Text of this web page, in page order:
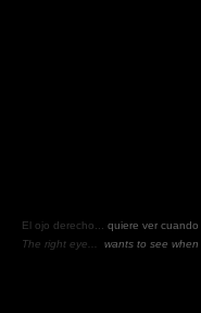
El ojo derecho...
quiere ver cuando
The right eye...
wants to see when